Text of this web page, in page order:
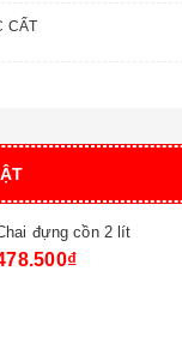
CẤT
thủy tinh 100ml -tq